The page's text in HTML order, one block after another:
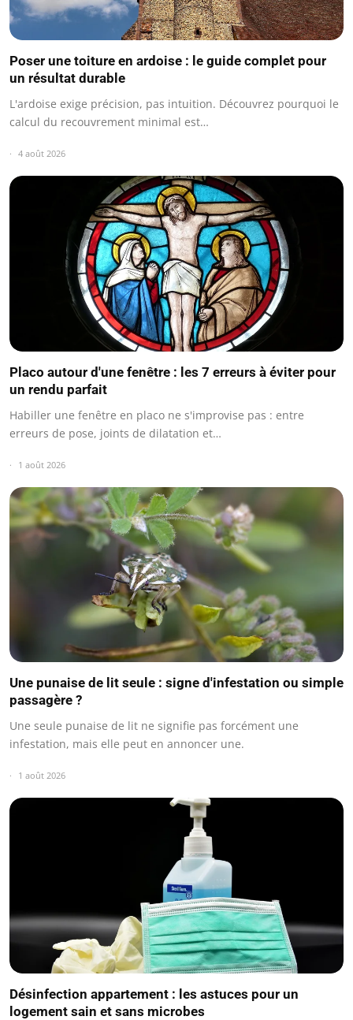
Poser une toiture en ardoise : le guide complet pour
un résultat durable
L'ardoise exige précision, pas intuition. Découvrez pourquoi le
calcul du recouvrement minimal est…
4 août 2026
Placo autour d'une fenêtre : les 7 erreurs à éviter pour
un rendu parfait
Habiller une fenêtre en placo ne s'improvise pas : entre
erreurs de pose, joints de dilatation et…
1 août 2026
Une punaise de lit seule : signe d'infestation ou simple
passagère ?
Une seule punaise de lit ne signifie pas forcément une
infestation, mais elle peut en annoncer une.
1 août 2026
Désinfection appartement : les astuces pour un
logement sain et sans microbes